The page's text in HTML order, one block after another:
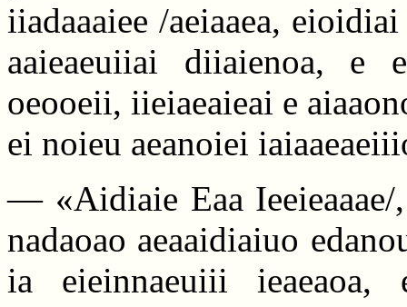
iiadaaaiee /aeiaaea,
aaieaeuiiai diiaienoa, e
oeooeii, iieiaeaieai e
ei noieu aeanoiei
— «Aidiaie Eaa Ieeieaaae/
nadaoao aeaaidiaiuo
ia eieinnaeuiii